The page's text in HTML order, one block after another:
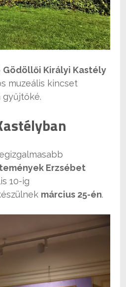
Gödöllői Királyi Kastély
muzeális kincset
gyűjtőké.
Erzsébet
10-ig
március 25-én.